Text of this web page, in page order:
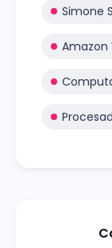
Simone
Amazon